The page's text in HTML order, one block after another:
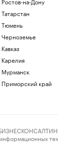
Татарстан
Тюмень
Черноземье
Кавказ
Карелия
Мурманск
Приморский край